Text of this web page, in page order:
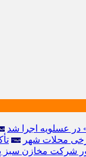
در عسلویه اجرا شد
محلات شهر
شرکت مخازن سبز